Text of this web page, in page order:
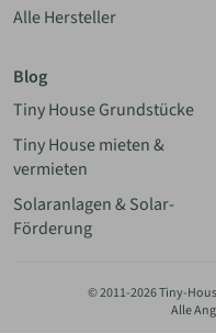
Alle Hersteller
Blog
Tiny House Grundstücke
Tiny House mieten &
vermieten
Solaranlagen & Solar-
Förderung
© 2011-2026 Tiny-
Alle